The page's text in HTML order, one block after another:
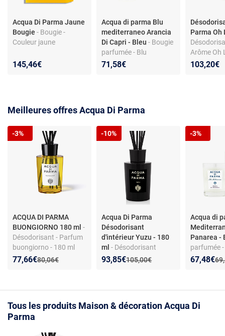
Acqua Di Parma Jaune
Bougie - Bougie -
Couleur jaune
145,46€
Acqua di parma Blu
mediterraneo Arancia
Di Capri - Bleu - Bougie
parfumée - Blu
mediterraneo Arancia
71,58€
Parma Oh
Arôme Oh
ml
103,20€
Meilleures offres Acqua Di Parma
ACQUA DI PARMA
BUONGIORNO 180 ml -
Désodorisant - Parfum
buongiorno - 180 ml
Ancien prix :
80,06€
Nouveau prix :
77,66€
Réduction de :
-3%
Acqua Di Parma
Désodorisant
d'intérieur Yuzu - 180
ml - Désodorisant
d'intérieur - 180 ml -
Ancien prix :
105,00€
Nouveau prix :
93,85€
Réduction de :
-10%
Acqua di
Panarea -
parfumée
Nouveau
67,48€
-3%
Tous les produits Maison & décoration Acqua Di
Parma